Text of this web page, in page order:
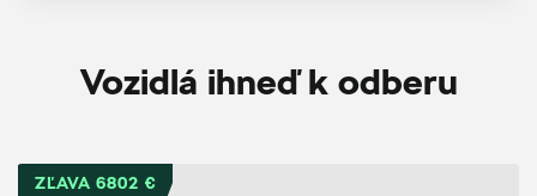
Vozidlá ihneď k odberu
ZĽAVA 6802 €